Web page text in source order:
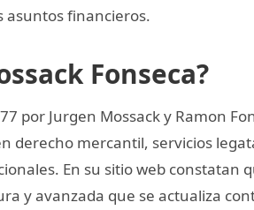
asuntos financieros.
Fonseca?
por Jurgen Mossack y Ramon
derecho mercantil, servicios
En su sitio web constatan
y avanzada que se actualiza